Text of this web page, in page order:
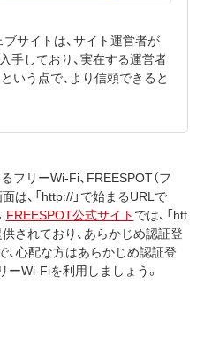
サイトは、サイト運営者が
手しており、実在する運営者
いう点で、より信頼できると
フリーWi-Fi、FREESPOT（フ
は、「http://」で始まるURLで
FREESPOT公式サイト では、「htt
されており、あらかじめ認証登
心配な方はあらかじめ認証登
Wi-Fiを利用しましょう。